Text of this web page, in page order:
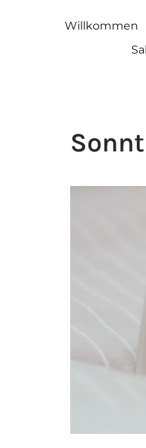
Willkommen